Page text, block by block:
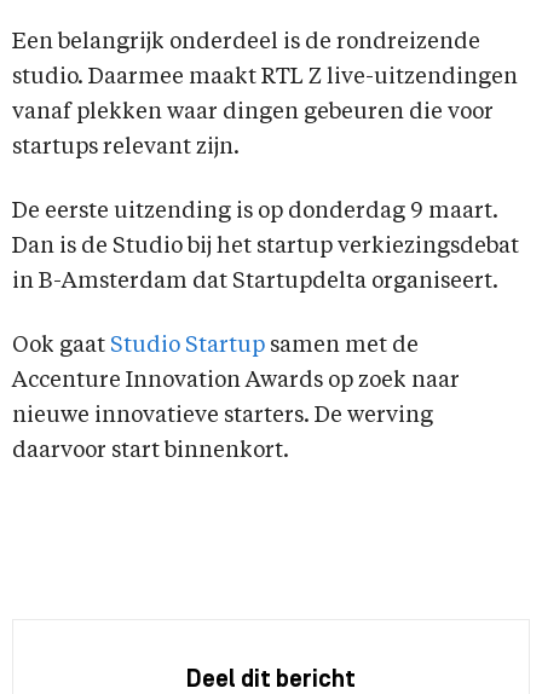
Een belangrijk onderdeel is de rondreizende
studio. Daarmee maakt RTL Z live-uitzendingen
vanaf plekken waar dingen gebeuren die voor
startups relevant zijn.
De eerste uitzending is op donderdag 9 maart.
Dan is de Studio bij het startup verkiezingsdebat
in B-Amsterdam dat Startupdelta organiseert.
Ook gaat Studio Startup samen met de
Accenture Innovation Awards op zoek naar
nieuwe innovatieve starters. De werving
daarvoor start binnenkort.
Deel dit bericht